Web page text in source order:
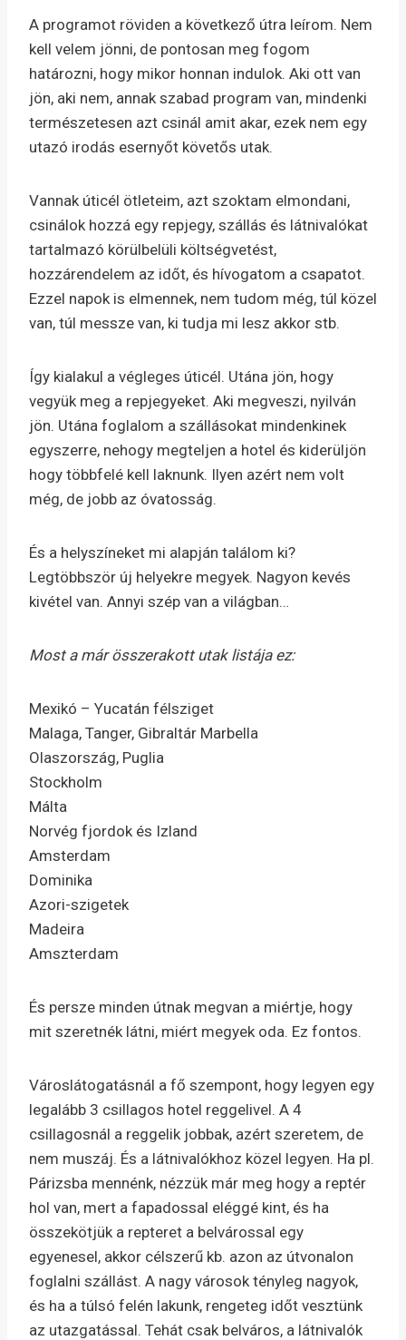
A programot röviden a következő útra leírom. Nem
kell velem jönni, de pontosan meg fogom
határozni, hogy mikor honnan indulok. Aki ott van
jön, aki nem, annak szabad program van, mindenki
természetesen azt csinál amit akar, ezek nem egy
utazó irodás esernyőt követős utak.
Vannak úticél ötleteim, azt szoktam elmondani,
csinálok hozzá egy repjegy, szállás és látnivalókat
tartalmazó körülbelüli költségvetést,
hozzárendelem az időt, és hívogatom a csapatot.
Ezzel napok is elmennek, nem tudom még, túl közel
van, túl messze van, ki tudja mi lesz akkor stb.
Így kialakul a végleges úticél. Utána jön, hogy
vegyük meg a repjegyeket. Aki megveszi, nyilván
jön. Utána foglalom a szállásokat mindenkinek
egyszerre, nehogy megteljen a hotel és kiderüljön
hogy többfelé kell laknunk. Ilyen azért nem volt
még, de jobb az óvatosság.
És a helyszíneket mi alapján találom ki?
Legtöbbször új helyekre megyek. Nagyon kevés
kivétel van. Annyi szép van a világban…
Most a már összerakott utak listája ez:
Mexikó – Yucatán félsziget
Malaga, Tanger, Gibraltár Marbella
Olaszország, Puglia
Stockholm
Málta
Norvég fjordok és Izland
Amsterdam
Dominika
Azori-szigetek
Madeira
Amszterdam
És persze minden útnak megvan a miértje, hogy
mit szeretnék látni, miért megyek oda. Ez fontos.
Városlátogatásnál a fő szempont, hogy legyen egy
legalább 3 csillagos hotel reggelivel. A 4
csillagosnál a reggelik jobbak, azért szeretem, de
nem muszáj. És a látnivalókhoz közel legyen. Ha pl.
Párizsba mennénk, nézzük már meg hogy a reptér
hol van, mert a fapadossal eléggé kint, és ha
összekötjük a repteret a belvárossal egy
egyenesel, akkor célszerű kb. azon az útvonalon
foglalni szállást. A nagy városok tényleg nagyok,
és ha a túlsó felén lakunk, rengeteg időt vesztünk
az utazgatással. Tehát csak belváros, a látnivalók